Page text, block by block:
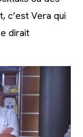
c’est Vera qui
dirait